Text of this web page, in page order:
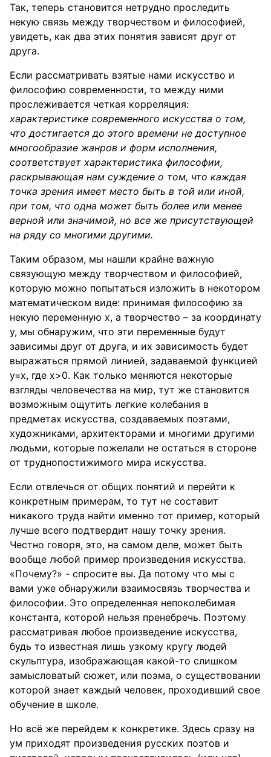
Так, теперь становится нетрудно проследить
некую связь между творчеством и философией,
увидеть, как два этих понятия зависят друг от
друга.
Если рассматривать взятые нами искусство и
философию современности, то между ними
прослеживается четкая корреляция:
характеристике современного искусства о том,
что достигается до этого времени не доступное
многообразие жанров и форм исполнения,
соответствует характеристика философии,
раскрывающая нам суждение о том, что каждая
точка зрения имеет место быть в той или иной,
при том, что одна может быть более или менее
верной или значимой, но все же присутствующей
на ряду со многими другими.
Таким образом, мы нашли крайне важную
связующую между творчеством и философией,
которую можно попытаться изложить в некотором
математическом виде: принимая философию за
некую переменную x, а творчество – за координату
y, мы обнаружим, что эти переменные будут
зависимы друг от друга, и их зависимость будет
выражаться прямой линией, задаваемой функцией
y=x, где x>0. Как только меняются некоторые
взгляды человечества на мир, тут же становится
возможным ощутить легкие колебания в
предметах искусства, создаваемых поэтами,
художниками, архитекторами и многими другими
людьми, которые пожелали не остаться в стороне
от труднопостижимого мира искусства.
Если отвлечься от общих понятий и перейти к
конкретным примерам, то тут не составит
никакого труда найти именно тот пример, который
лучше всего подтвердит нашу точку зрения.
Честно говоря, это, на самом деле, может быть
вообще любой пример произведения искусства.
«Почему?» - спросите вы. Да потому что мы с
вами уже обнаружили взаимосвязь творчества и
философии. Это определенная непоколебимая
константа, которой нельзя пренебречь. Поэтому
рассматривая любое произведение искусства,
будь то известная лишь узкому кругу людей
скульптура, изображающая какой-то слишком
замысловатый сюжет, или поэма, о существовании
которой знает каждый человек, проходивший свое
обучение в школе.
Но всё же перейдем к конкретике. Здесь сразу на
ум приходят произведения русских поэтов и